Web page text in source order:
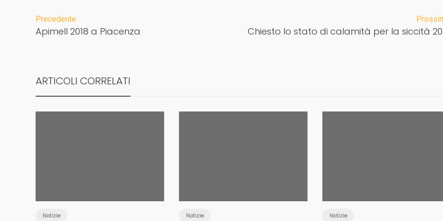
Precedente
Apimell 2018 a Piacenza Chiesto lo stato di calamità per la siccità
ARTICOLI CORRELATI
Notizie Notizie Notizie